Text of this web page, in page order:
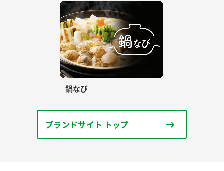
鍋なび
ブランドサイト トップ